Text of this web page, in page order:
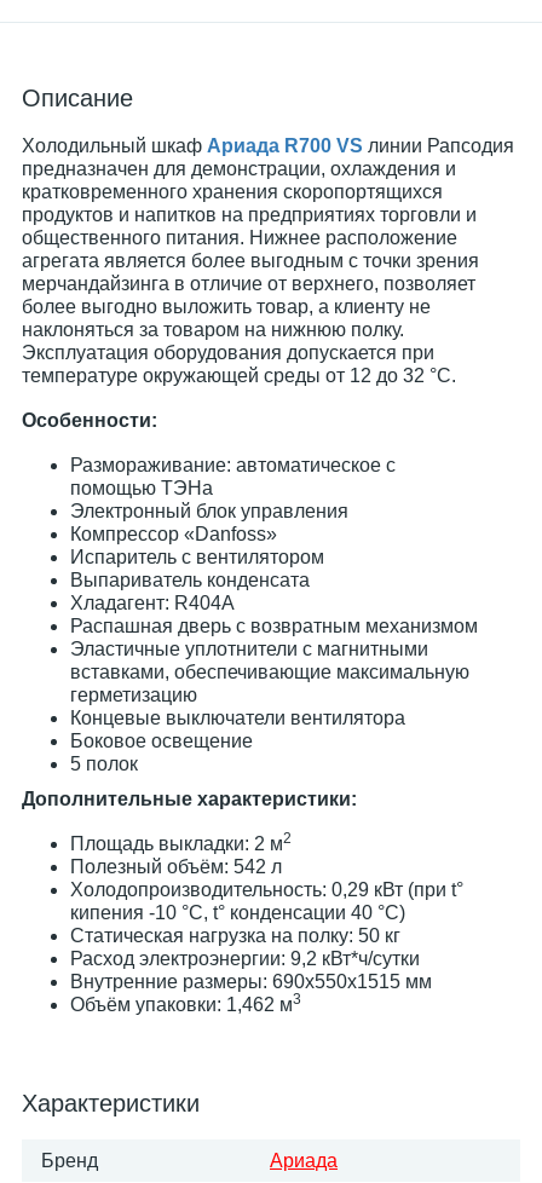
Описание
Холодильный шкаф Ариада R700 VS линии Рапсодия
предназначен для демонстрации, охлаждения и
кратковременного хранения скоропортящихся
продуктов и напитков на предприятиях торговли и
общественного питания. Нижнее расположение
агрегата является более выгодным с точки зрения
мерчандайзинга в отличие от верхнего, позволяет
более выгодно выложить товар, а клиенту не
наклоняться за товаром на нижнюю полку.
Эксплуатация оборудования допускается при
температуре окружающей среды от 12 до 32 °C.
Особенности:
Размораживание: автоматическое с
помощью ТЭНа
Электронный блок управления
Компрессор «Danfoss»
Испаритель с вентилятором
Выпариватель конденсата
Хладагент: R404А
Распашная дверь с возвратным механизмом
Эластичные уплотнители с магнитными
вставками, обеспечивающие максимальную
герметизацию
Концевые выключатели вентилятора
Боковое освещение
5 полок
Дополнительные характеристики:
Площадь выкладки: 2 м2
Полезный объём: 542 л
Холодопроизводительность: 0,29 кВт (при t°
кипения -10 °С, t° конденсации 40 °С)
Статическая нагрузка на полку: 50 кг
Расход электроэнергии: 9,2 кВт*ч/сутки
Внутренние размеры: 690х550х1515 мм
Объём упаковки: 1,462 м3
Характеристики
Бренд Ариада